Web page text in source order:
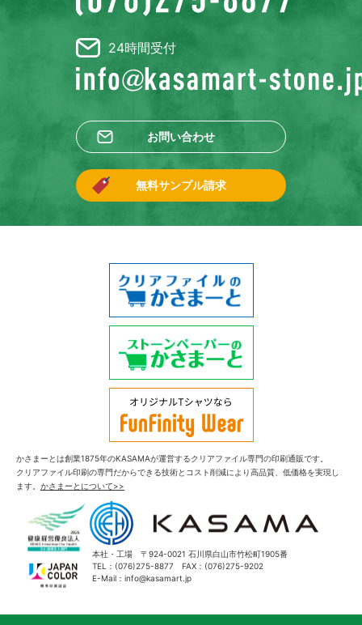
24時間受付
お問い合わせ
無料サンプル請求
かさまーとは創業1875年のKASAMAが運営するクリアファイル専門の印刷通販です。
クリアファイル印刷の専門だからできる技術とコスト削減により高品質、低価格を実現し
ます。 かさまーとについて>>
本社・工場 〒924-0021 石川県白山市竹松町1905番
TEL：(076)275-8877 FAX：(076)275-9202
E-Mail：info@kasamart.jp